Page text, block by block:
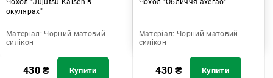
Чохол "Jujutsu Kaisen в
окулярах"
Матеріал: Чорний матовий
силікон
430₴ Купити
Чохол "Обличчя ахегао"
Матеріал: Чорний матовий
силікон
430 ₴ Купити